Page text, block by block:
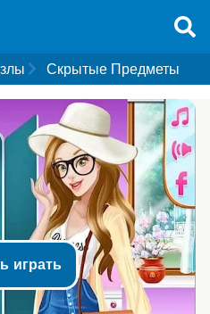
Скрытые Предметы
играть